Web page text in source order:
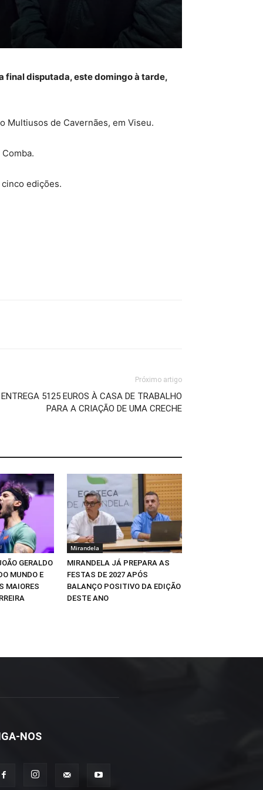
final disputada, este domingo à tarde,
Multiusos de Cavernães, em Viseu.
edições.
Próximo artigo
5125 EUROS À CASA DE TRABALHO
PARA A CRIAÇÃO DE UMA CRECHE
GERALDO
MUNDO E
MAIORES
Mirandela
MIRANDELA JÁ PREPARA AS
FESTAS DE 2027 APÓS
BALANÇO POSITIVO DA EDIÇÃO
DESTE ANO
NOS